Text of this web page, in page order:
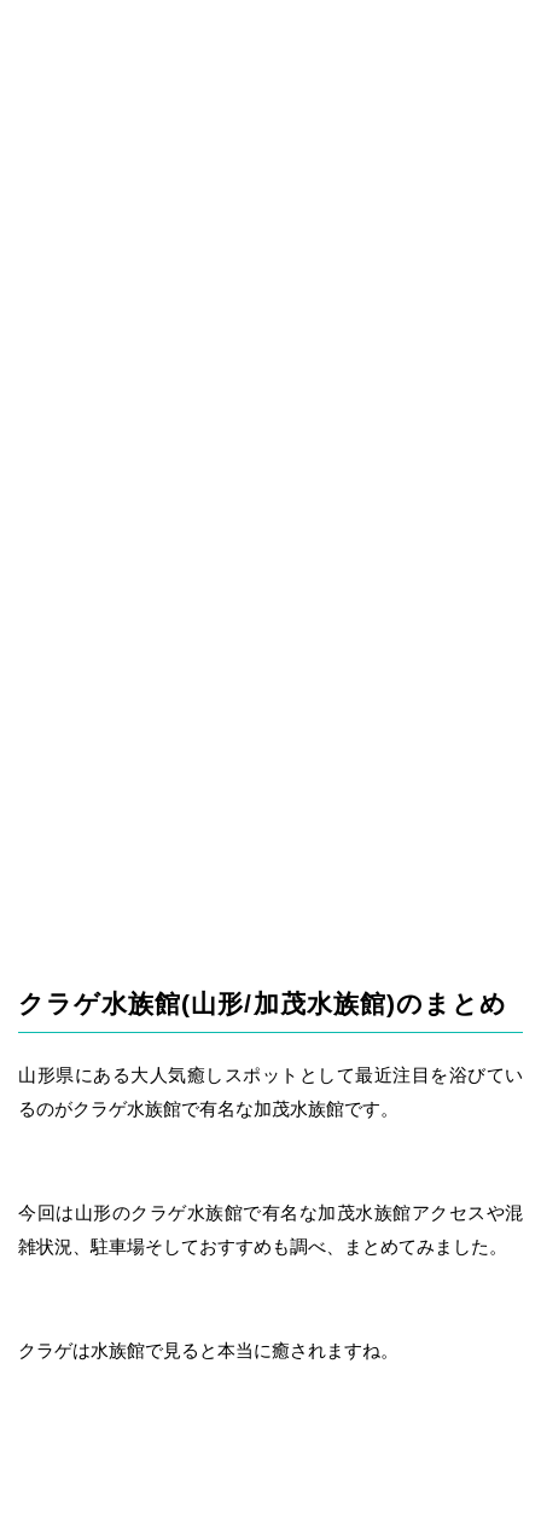
クラゲ水族館(山形/加茂水族館)のまとめ
山形県にある大人気癒しスポットとして最近注目を浴びてい
るのがクラゲ水族館で有名な加茂水族館です。
今回は山形のクラゲ水族館で有名な加茂水族館アクセスや混
雑状況、駐車場そしておすすめも調べ、まとめてみました。
クラゲは水族館で見ると本当に癒されますね。